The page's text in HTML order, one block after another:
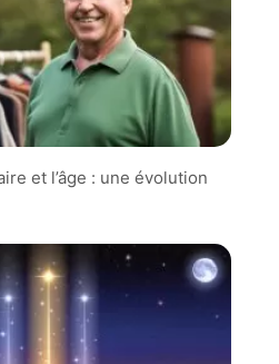
et l’âge : une évolution